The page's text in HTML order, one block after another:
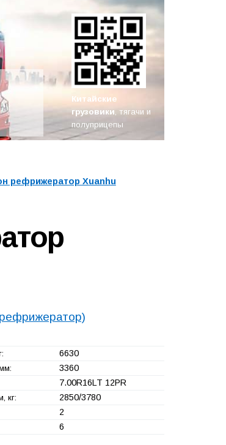
Китайские
грузовики , тягачи и
полуприцепы
рефрижератор Xuanhu
6630
3360
7.00R16LT 12PR
кг: 2850/3780
2
6